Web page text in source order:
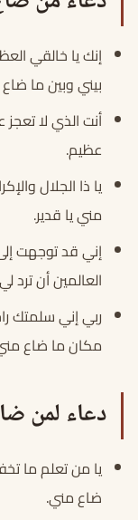
إنك يا خالقي
بيني وبين ما
أنت الذي لا
عظيم.
يا ذا الجلال
مني يا قدير.
إني قد توجهت
العالمين أن
ربي إني سلمتك
مكان ما ضاع
دعاء لمن
يا من تعلم ما
ضاع مني.